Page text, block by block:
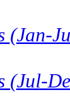
(Jan-
(Jul-